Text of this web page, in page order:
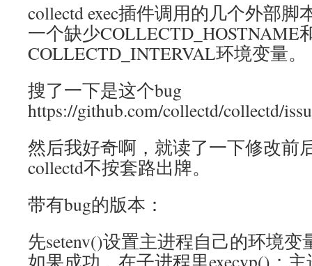
collectd exec插件调用的几个外部
一个缺少COLLECTD_HOSTNAME
COLLECTD_INTERVAL环境变量。
搜了一下是这个bug
https://github.com/collectd/collectd/
然后我好奇啊，就读了一下修改前
collectd不按套路出牌。
带有bug的版本：
先setenv()设置主进程自己的环境
如果成功，在子进程里execvp()；主